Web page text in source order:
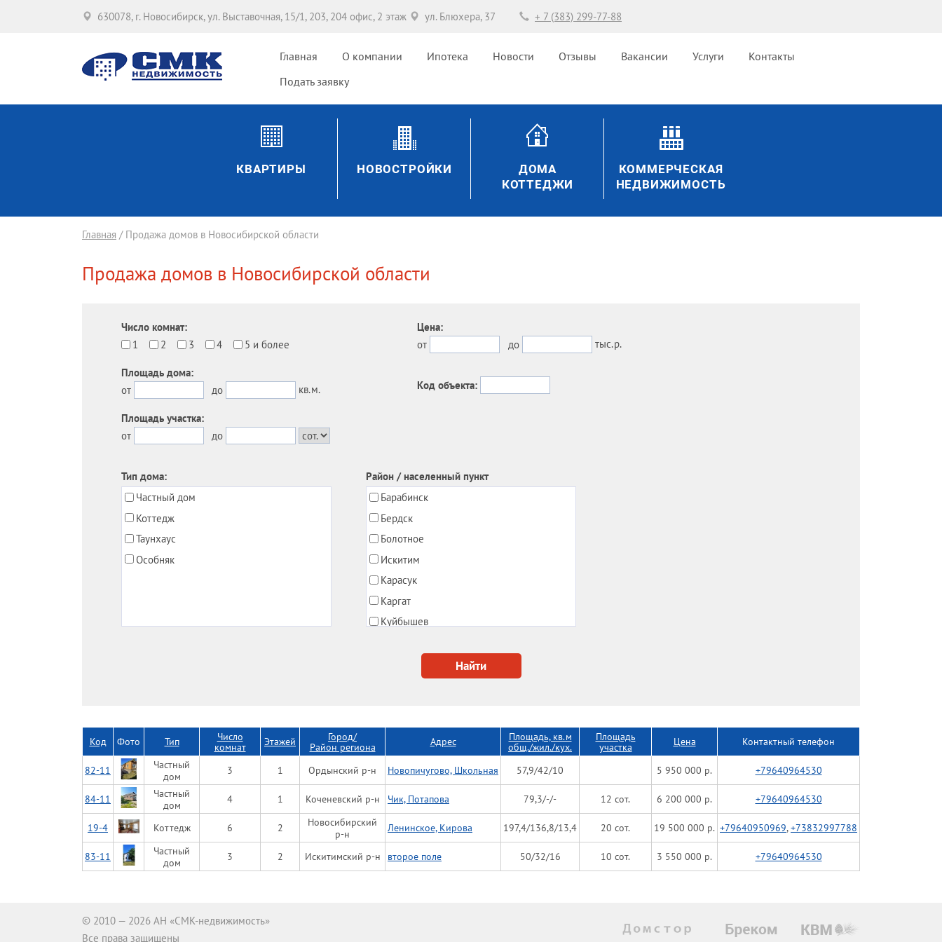
630078, г. Новосибирск, ул. Выставочная, 15/1, 203, 204 офис, 2 этаж ул. Блюхера, 37 + 7 (383) 299-77-88
Главная О компании Ипотека Новости Отзывы Вакансии Услуги
Контакты
Подать заявку
КВАРТИРЫ НОВОСТРОЙКИ
ДОМА
КОТТЕДЖИ
КОММЕРЧЕСКАЯ
НЕДВИЖИМОСТЬ
Главная / Продажа домов в Новосибирской области
Продажа домов в Новосибирской области
Число комнат:
1
2 3 4 5 и более
Площадь дома:
от
до кв.м.
Площадь участка:
от
до
Цена:
от
до тыс.р.
Код объекта:
Тип дома:
Частный дом
Коттедж
Таунхаус
Особняк
Район / населенный пункт
Барабинск
Бердск
Болотное
Искитим
Карасук
Каргат
Куйбышев
Черепаново
Баганский р-н
Барабинский р-н
Болотнинский р-н
Венгеровский р-н
Здвинский р-н
Найти
Код Фото Тип Число
комнат Этажей Город/
Район региона Адрес Площадь, кв.м
общ./жил./кух.
Площадь
участка Цена Контактный телефон
82-11
Частный
дом
3 1 Ордынский р-н Новопичугово, Школьная 57,9/42/10 5 950 000 р. +79640964530
84-11
Частный
дом
4 1 Коченевский р-н Чик, Потапова 79,3/-/- 12 сот. 6 200 000 р. +79640964530
19-4 Коттедж 6 2
Новосибирский
р-н
Ленинское, Кирова 197,4/136,8/13,4 20 сот. 19 500 000 р. +79640950969,+73832997788
83-11
Частный
дом
3 2 Искитимский р-н второе поле 50/32/16 10 сот. 3 550 000 р. +79640964530
© 2010 — 2026 АН «СМК-недвижимость»
Все права защищены